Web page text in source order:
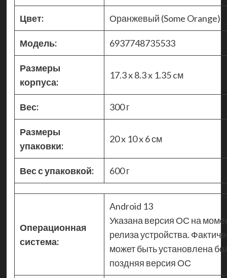
Цвет: Оранжевый (Some Orange)
Модель: 6937748735533
Размеры
корпуса:
17.3 x 8.3 x 1.35 cм
Вес: 300 г
Размеры
упаковки:
20 x 10 x 6 см
Вес с упаковкой: 600 г
Операционная
система:
Android 13
Указана версия ОС на
релиза устройства.
может быть установлена
поздняя версия ОС